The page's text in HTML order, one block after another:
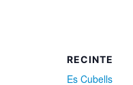
RECINTE
Es Cubells